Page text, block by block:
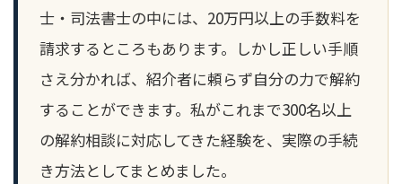
士・司法書士の中には、20万円以上の手数料を
請求するところもあります。しかし正しい手順
さえ分かれば、紹介者に頼らず自分の力で解約
することができます。私がこれまで300名以上
の解約相談に対応してきた経験を、実際の手続
き方法としてまとめました。